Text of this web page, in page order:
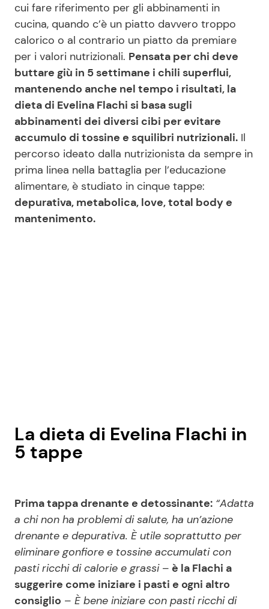
Salute
Viaggi e Turismo
Festività
Ricette Facili e Veloci
Ricette Feste
Ricette per Bambini
Seguici
Info
cui fare riferimento per gli abbinamenti in
cucina, quando c’è un piatto davvero troppo
calorico o al contrario un piatto da premiare
per i valori nutrizionali. Pensata per chi deve
buttare giù in 5 settimane i chili superflui,
mantenendo anche nel tempo i risultati, la
dieta di Evelina Flachi si basa sugli
abbinamenti dei diversi cibi per evitare
accumulo di tossine e squilibri nutrizionali. Il
percorso ideato dalla nutrizionista da sempre in
prima linea nella battaglia per l’educazione
alimentare, è studiato in cinque tappe:
depurativa, metabolica, love, total body e
mantenimento.
La dieta di Evelina Flachi in
5 tappe
Prima tappa drenante e detossinante: “Adatta
a chi non ha problemi di salute, ha un’azione
drenante e depurativa. È utile soprattutto per
eliminare gonfiore e tossine accumulati con
pasti ricchi di calorie e grassi – è la Flachi a
suggerire come iniziare i pasti e ogni altro
consiglio – È bene iniziare con pasti ricchi di